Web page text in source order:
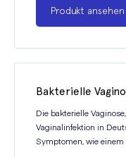
Produkt ansehen
Bakterielle
Die bakterielle
Vaginalinfektion in
Symptomen, wie einem